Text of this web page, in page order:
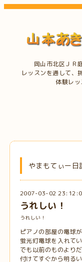
岡山市北区ＪＲ
レッスンを通して、
体験レ
やまもてぃー日
2007-03-02
うれしい！
うれしい！
ピアノの部屋の電球
蛍光灯電球を入れて
でも以前のものより
付けてすぐから明る